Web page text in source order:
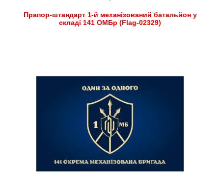
Прапор-штандарт 1-й механізований батальйон у
складі 141 ОМБр (Flag-02329)